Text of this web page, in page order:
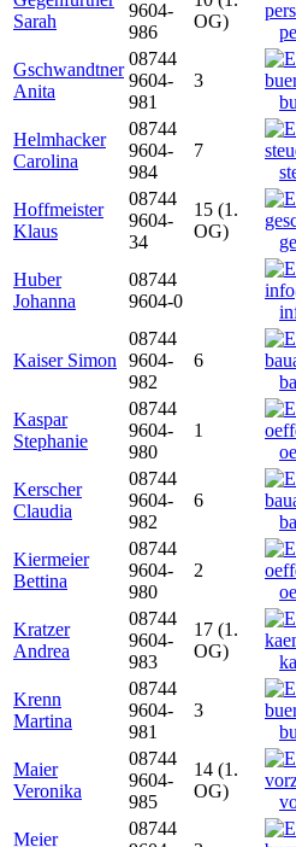
Sarah
9604-
986
OG)
Gschwandtner
Anita
08744
9604-
981
3
Helmhacker
Carolina
08744
9604-
984
7
Hoffmeister
Klaus
08744
9604-
34
15 (1.
OG)
Huber
Johanna
08744
9604-0
Kaiser Simon
08744
9604-
982
6
Kaspar
Stephanie
08744
9604-
980
1
Kerscher
Claudia
08744
9604-
982
6
Kiermeier
Bettina
08744
9604-
980
2
Kratzer
Andrea
08744
9604-
983
17 (1.
OG)
Krenn
Martina
08744
9604-
981
3
Maier
Veronika
08744
9604-
985
14 (1.
OG)
Meier
08744